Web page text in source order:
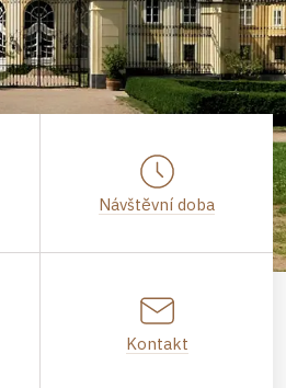
Návštěvní doba
Kontakt